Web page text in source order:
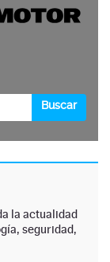
la actualidad
seguridad,